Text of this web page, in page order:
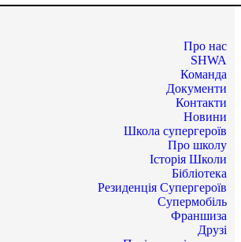
Про нас
SHWA
Команда
Документи
Контакти
Новини
Школа супергероїв
Про школу
Історія Школи
Бібліотека
Резиденція Супергероїв
Супермобіль
Франшиза
Друзі